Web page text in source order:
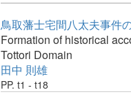
鳥取藩士宅間八太夫事件
Formation of historical
Tottori Domain
田中 則雄
PP. t1 - t18